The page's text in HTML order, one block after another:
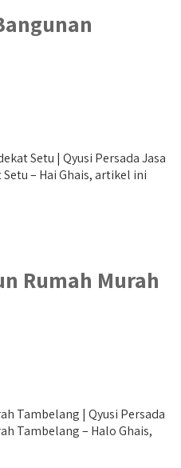
Setu | Qyusi Persada Jasa
– Hai Ghais, artikel ini
Rumah Murah
Tambelang | Qyusi Persada
Tambelang – Halo Ghais,